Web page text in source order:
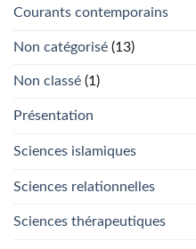
Courants contemporains
Non catégorisé (13)
Non classé (1)
Présentation
Sciences islamiques
Sciences relationnelles
Sciences thérapeutiques